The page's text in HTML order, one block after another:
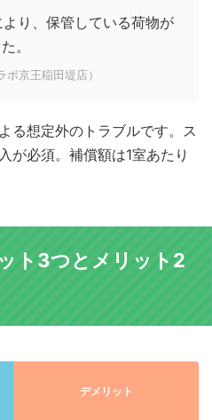
り、保管している荷物が
。
京王稲田堤店）
る想定外のトラブルです。ス
が必須。補償額は1室あたり
ト3つとメリット2
デメリット